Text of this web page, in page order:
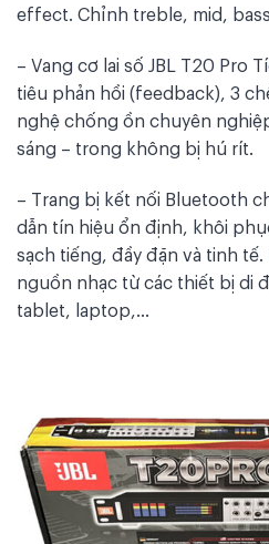
effect. Chỉnh treble, mid,
– Vang cơ lai số JBL T20 Pro
tiêu phản hồi (feedback), 3
nghệ chống ồn chuyên
sáng – trong không bị hú rít.
– Trang bị kết nối Bluetooth
dẫn tín hiệu ổn định, khôi
sạch tiếng, đầy đặn và tinh
nguồn nhạc từ các thiết bị di
tablet, laptop,…